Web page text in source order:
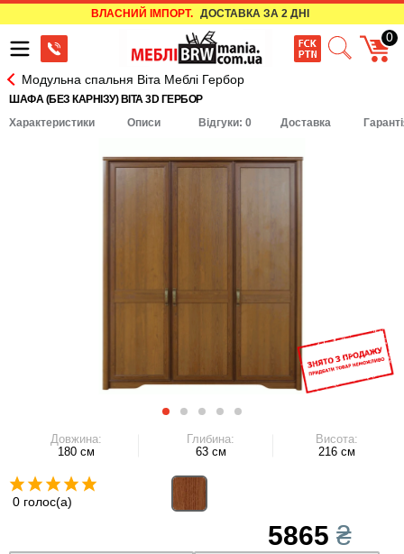
ВЛАСНИЙ ІМПОРТ. ДОСТАВКА ЗА 2 ДНІ
0
Модульна спальня Віта Меблі Гербор
ШАФА (БЕЗ КАРНІЗУ) ВІТА 3D ГЕРБОР
Характеристики
Описи Відгуки: 0 Доставка
Довжина:
180 см
Глибина:
63 см
Висота:
216 см
0 голос(а)
5865₴